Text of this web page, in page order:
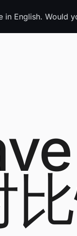
in English. Would